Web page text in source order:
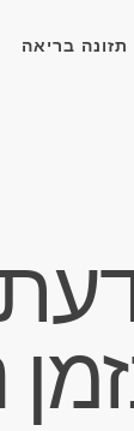
תזונה בריאה